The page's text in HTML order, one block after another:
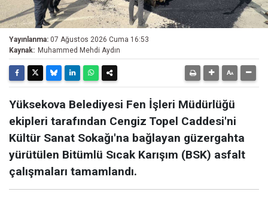
Yayınlanma: 07 Ağustos 2026 Cuma 16:53
Kaynak: Muhammed Mehdi Aydın
Yüksekova Belediyesi Fen İşleri Müdürlüğü
ekipleri tarafından Cengiz Topel Caddesi'ni
Kültür Sanat Sokağı'na bağlayan güzergahta
yürütülen Bitümlü Sıcak Karışım (BSK) asfalt
çalışmaları tamamlandı.